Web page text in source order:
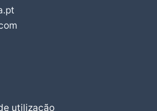
utilização